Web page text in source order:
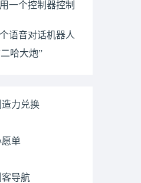
一个控制器控制
语音对话机器人
哈大炮”
造力兑换
愿单
客导航